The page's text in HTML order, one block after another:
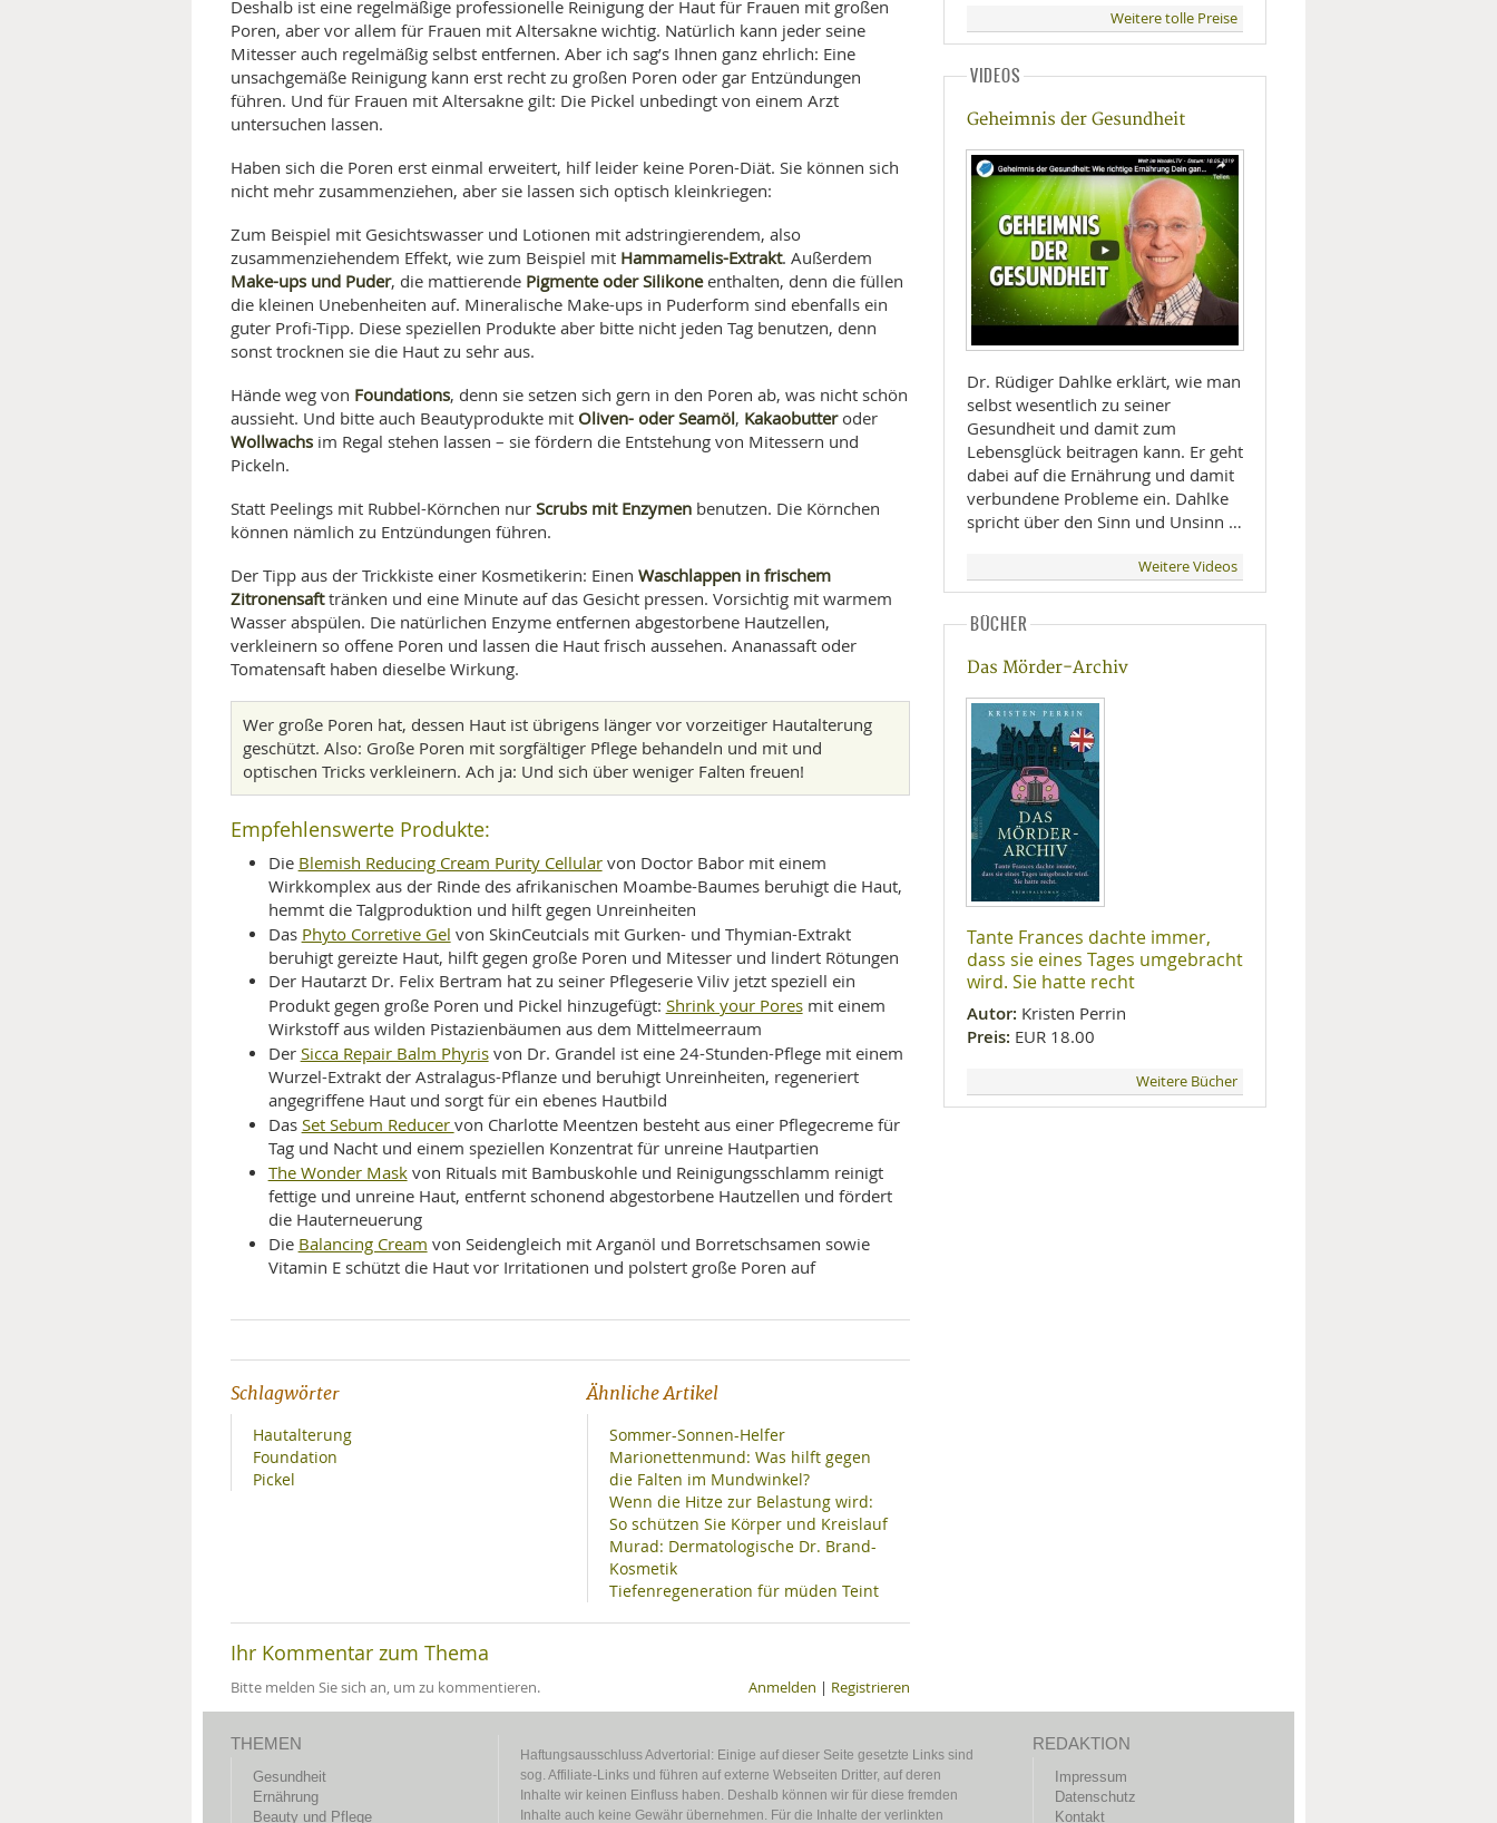
Deshalb ist eine regelmäßige professionelle Reinigung der Haut für Frauen mit großen
Poren, aber vor allem für Frauen mit Altersakne wichtig. Natürlich kann jeder seine
Mitesser auch regelmäßig selbst entfernen. Aber ich sag’s Ihnen ganz ehrlich: Eine
unsachgemäße Reinigung kann erst recht zu großen Poren oder gar Entzündungen
führen. Und für Frauen mit Altersakne gilt: Die Pickel unbedingt von einem Arzt
untersuchen lassen.
Haben sich die Poren erst einmal erweitert, hilf leider keine Poren-Diät. Sie können sich
nicht mehr zusammenziehen, aber sie lassen sich optisch kleinkriegen:
Zum Beispiel mit Gesichtswasser und Lotionen mit adstringierendem, also
zusammenziehendem Effekt, wie zum Beispiel mit Hammamelis-Extrakt. Außerdem
Make-ups und Puder, die mattierende Pigmente oder Silikoneenthalten, denn die füllen
die kleinen Unebenheiten auf. Mineralische Make-ups in Puderform sind ebenfalls ein
guter Profi-Tipp. Diese speziellen Produkte aber bitte nicht jeden Tag benutzen, denn
sonst trocknen sie die Haut zu sehr aus.
Hände weg von Foundations, denn sie setzen sich gern in den Poren ab, was nicht schön
aussieht. Und bitte auch Beautyprodukte mit Oliven- oder Seamöl, Kakaobutteroder
Wollwachs im Regal stehen lassen – sie fördern die Entstehung von Mitessern und
Pickeln.
Statt Peelings mit Rubbel-Körnchen nur Scrubs mit Enzymen benutzen. Die Körnchen
können nämlich zu Entzündungen führen.
Der Tipp aus der Trickkiste einer Kosmetikerin: Einen Waschlappen in frischem
Zitronensafttränken und eine Minute auf das Gesicht pressen. Vorsichtig mit warmem
Wasser abspülen. Die natürlichen Enzyme entfernen abgestorbene Hautzellen,
verkleinern so offene Poren und lassen die Haut frisch aussehen. Ananassaft oder
Tomatensaft haben dieselbe Wirkung.
Wer große Poren hat, dessen Haut ist übrigens länger vor vorzeitiger Hautalterung
geschützt. Also: Große Poren mit sorgfältiger Pflege behandeln und mit und
optischen Tricks verkleinern. Ach ja: Und sich über weniger Falten freuen!
Empfehlenswerte Produkte:
Die Blemish Reducing Cream Purity Cellularvon Doctor Babor mit einem
Wirkkomplex aus der Rinde des afrikanischen Moambe-Baumes beruhigt die Haut,
hemmt die Talgproduktion und hilft gegen Unreinheiten
Das Phyto Corretive Gel von SkinCeutcials mit Gurken- und Thymian-Extrakt
beruhigt gereizte Haut, hilft gegen große Poren und Mitesser und lindert Rötungen
Der Hautarzt Dr. Felix Bertram hat zu seiner Pflegeserie Viliv jetzt speziell ein
Produkt gegen große Poren und Pickel hinzugefügt: Shrink your Poresmit einem
Wirkstoff aus wilden Pistazienbäumen aus dem Mittelmeerraum
Der Sicca Repair Balm Phyrisvon Dr. Grandel ist eine 24-Stunden-Pflege mit einem
Wurzel-Extrakt der Astralagus-Pflanze und beruhigt Unreinheiten, regeneriert
angegriffene Haut und sorgt für ein ebenes Hautbild
Das Set Sebum Reducer von Charlotte Meentzen besteht aus einer Pflegecreme für
Tag und Nacht und einem speziellen Konzentrat für unreine Hautpartien
The Wonder Maskvon Rituals mit Bambuskohle und Reinigungsschlamm reinigt
fettige und unreine Haut, entfernt schonend abgestorbene Hautzellen und fördert
die Hauterneuerung
Die Balancing Cream von Seidengleich mit Arganöl und Borretschsamen sowie
Vitamin E schützt die Haut vor Irritationen und polstert große Poren auf
Schlagwörter
Hautalterung
Foundation
Pickel
Ähnliche Artikel
Sommer-Sonnen-Helfer
Marionettenmund: Was hilft gegen
die Falten im Mundwinkel?
Wenn die Hitze zur Belastung wird:
So schützen Sie Körper und Kreislauf
Murad: Dermatologische Dr. Brand-
Kosmetik
Tiefenregeneration für müden Teint
Ihr Kommentar zum Thema
Bitte melden Sie sich an, um zu kommentieren. Anmelden | Registrieren
Weitere tolle Preise
VIDEOS
Geheimnis der Gesundheit
Dr. Rüdiger Dahlke erklärt, wie man
selbst wesentlich zu seiner
Gesundheit und damit zum
Lebensglück beitragen kann. Er geht
dabei auf die Ernährung und damit
verbundene Probleme ein. Dahlke
spricht über den Sinn und Unsinn …
Weitere Videos
BÜCHER
Das Mörder-Archiv
Tante Frances dachte immer,
dass sie eines Tages umgebracht
wird. Sie hatte recht
Autor: Kristen Perrin
Preis: EUR 18.00
Weitere Bücher
THEMEN
Gesundheit
Ernährung
Beauty und Pflege
Haftungsausschluss Advertorial: Einige auf dieser Seite gesetzte Links sind
sog. Affiliate-Links und führen auf externe Webseiten Dritter, auf deren
Inhalte wir keinen Einfluss haben. Deshalb können wir für diese fremden
Inhalte auch keine Gewähr übernehmen. Für die Inhalte der verlinkten
REDAKTION
Impressum
Datenschutz
Kontakt